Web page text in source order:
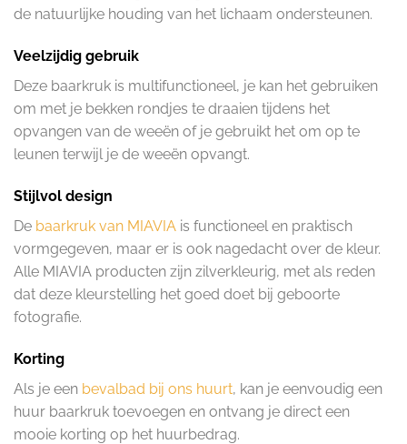
de natuurlijke houding van het lichaam ondersteunen.
Veelzijdig gebruik
Deze baarkruk is multifunctioneel, je kan het gebruiken
om met je bekken rondjes te draaien tijdens het
opvangen van de weeën of je gebruikt het om op te
leunen terwijl je de weeën opvangt.
Stijlvol design
De baarkruk van MIAVIA is functioneel en praktisch
vormgegeven, maar er is ook nagedacht over de kleur.
Alle MIAVIA producten zijn zilverkleurig, met als reden
dat deze kleurstelling het goed doet bij geboorte
fotografie.
Korting
Als je een bevalbad bij ons huurt, kan je eenvoudig een
huur baarkruk toevoegen en ontvang je direct een
mooie korting op het huurbedrag.